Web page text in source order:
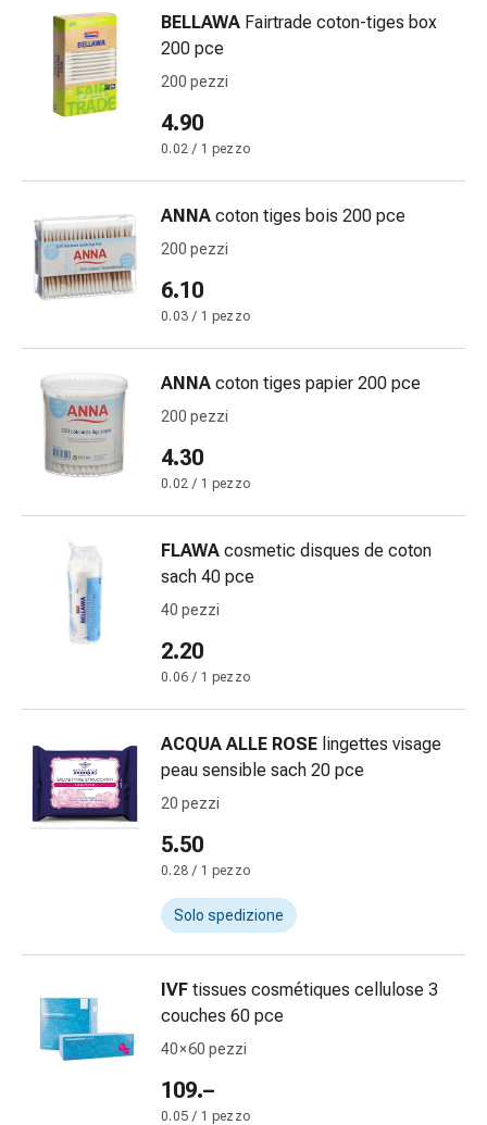
Unguento
tiraggio
Tamponi
medicali
occhi
Disturbi
dell'orecchio
Cura
delle
orecchie
Gocce
oculari
Infiammazione
degli
occhi
Bende
occhi
Igiene
oculare
Terapia
cardiaca
Calze
a
compressione
Disturbi
circolatori
Cessazione
del
fumo
venosi
Disturbi
nervo
BELLAWA Fairtrade coton-tiges box
200 pce
200 pezzi
4.90
0.02 / 1 pezzo
ANNA coton tiges bois 200 pce
200 pezzi
6.10
0.03 / 1 pezzo
ANNA coton tiges papier 200 pce
200 pezzi
4.30
0.02 / 1 pezzo
FLAWA cosmetic disques de coton
sach 40 pce
40 pezzi
2.20
0.06 / 1 pezzo
ACQUA ALLE ROSE lingettes visage
peau sensible sach 20 pce
20 pezzi
5.50
0.28 / 1 pezzo
Solo spedizione
IVF tissues cosmétiques cellulose 3
couches 60 pce
40 × 60 pezzi
109.–
0.05 / 1 pezzo